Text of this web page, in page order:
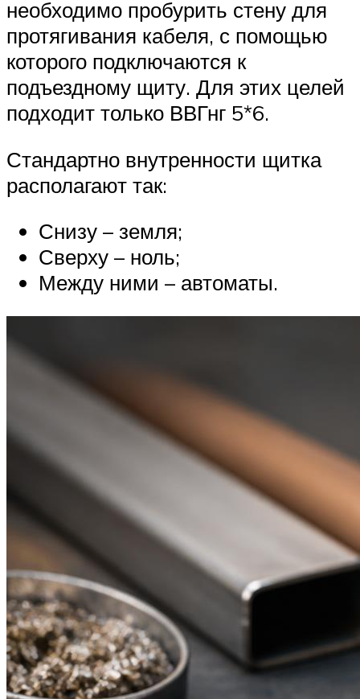
необходимо пробурить стену для
протягивания кабеля, с помощью
которого подключаются к
подъездному щиту. Для этих целей
подходит только ВВГнг 5*6.
Стандартно внутренности щитка
располагают так:
Снизу – земля;
Сверху – ноль;
Между ними – автоматы.